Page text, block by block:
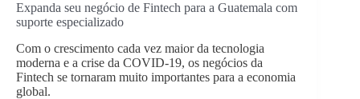
Expanda seu negócio de Fintech para a Guatemala com
suporte especializado
Com o crescimento cada vez maior da tecnologia
moderna e a crise da COVID-19, os negócios da
Fintech se tornaram muito importantes para a economia
global.